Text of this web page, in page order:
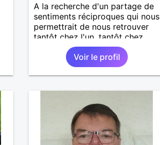
A la recherche d'un partage de
sentiments réciproques qui nous
permettrait de nous retrouver
tantôt chez l'un, tantôt chez
l'autre. Enjoué , attentionné,
optimiste, honnête, attaché aux
valeurs morales, j'apprécie
l'humilité et je n'ai rien à
Voir le profil